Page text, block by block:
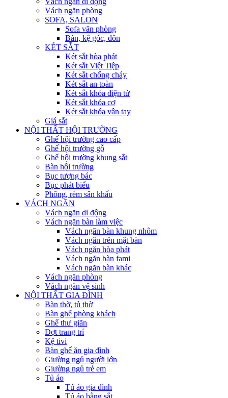
Vách ngăn phòng
SOFA, SALON
Sofa văn phòng
Bàn, kệ góc, đôn
KÉT SẮT
Két sắt hòa phát
Két sắt Việt Tiệp
Két sắt chống cháy
Két sắt an toàn
Két sắt khóa điện tử
Két sắt khóa cơ
Két sắt khóa vân tay
Giá sắt
NỘI THẤT HỘI TRƯỜNG
Ghế hội trường cao cấp
Ghế hội trường gỗ
Ghế hội trường khung sắt
Bàn hội trường
Bục tượng bác
Bục phát biểu
Phông, rèm sân khấu
VÁCH NGĂN
Vách ngăn di động
Vách ngăn bàn làm việc
Vách ngăn bàn khung nhôm
Vách ngăn trên mặt bàn
Vách ngăn hòa phát
Vách ngăn bàn fami
Vách ngăn bàn khác
Vách ngăn phòng
Vách ngăn vệ sinh
NỘI THẤT GIA ĐÌNH
Bàn thờ, tủ thờ
Bàn ghế phòng khách
Ghế thư giãn
Đợt trang trí
Kệ tivi
Bàn ghế ăn gia đình
Giường ngủ người lớn
Giường ngủ trẻ em
Tủ áo
Tủ áo gia đình
Tủ áo bằng sắt